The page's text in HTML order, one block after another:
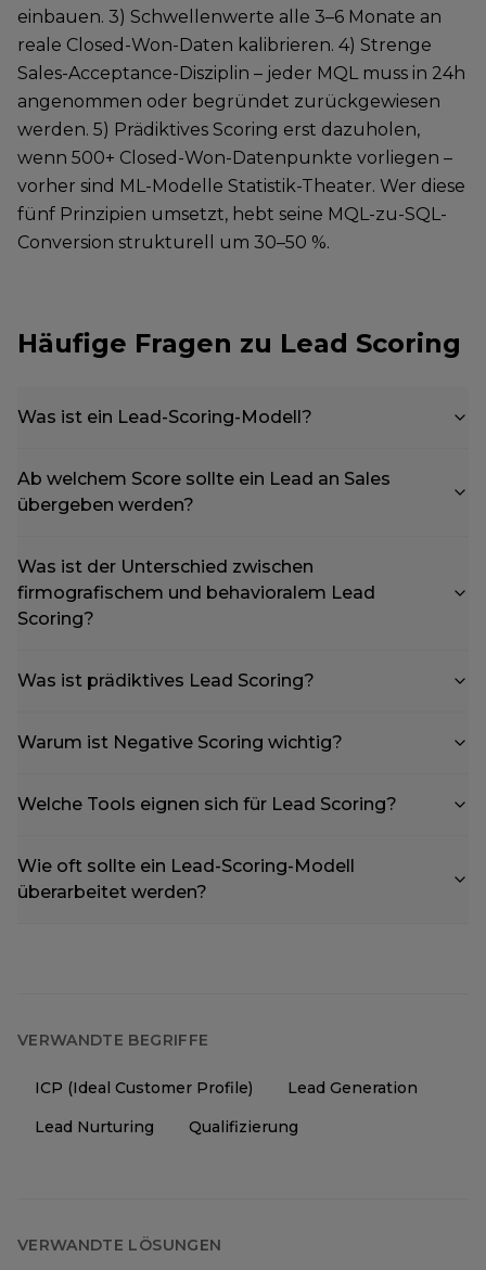
einbauen. 3) Schwellenwerte alle 3–6 Monate an
reale Closed-Won-Daten kalibrieren. 4) Strenge
Sales-Acceptance-Disziplin – jeder MQL muss in 24h
angenommen oder begründet zurückgewiesen
werden. 5) Prädiktives Scoring erst dazuholen,
wenn 500+ Closed-Won-Datenpunkte vorliegen –
vorher sind ML-Modelle Statistik-Theater. Wer diese
fünf Prinzipien umsetzt, hebt seine MQL-zu-SQL-
Conversion strukturell um 30–50 %.
Häufige Fragen zu Lead Scoring
Was ist ein Lead-Scoring-Modell?
Ab welchem Score sollte ein Lead an Sales
übergeben werden?
Was ist der Unterschied zwischen
firmografischem und behavioralem Lead
Scoring?
Was ist prädiktives Lead Scoring?
Warum ist Negative Scoring wichtig?
Welche Tools eignen sich für Lead Scoring?
Wie oft sollte ein Lead-Scoring-Modell
überarbeitet werden?
VERWANDTE BEGRIFFE
ICP (Ideal Customer Profile)
Lead Generation
Lead Nurturing
Qualifizierung
VERWANDTE LÖSUNGEN